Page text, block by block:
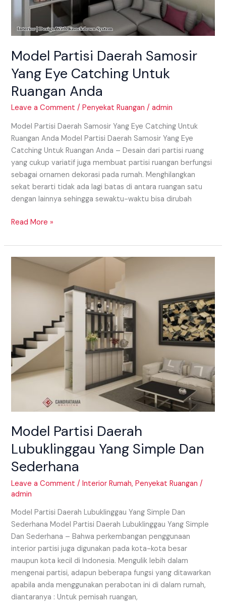
Model Partisi Daerah Samosir
Yang Eye Catching Untuk
Ruangan Anda
Leave a Comment /Penyekat Ruangan /admin
Model Partisi Daerah Samosir Yang Eye Catching Untuk
Ruangan Anda Model Partisi Daerah Samosir Yang Eye
Catching Untuk Ruangan Anda – Desain dari partisi ruang
yang cukup variatif juga membuat partisi ruangan berfungsi
sebagai ornamen dekorasi pada rumah. Menghilangkan
sekat berarti tidak ada lagi batas di antara ruangan satu
dengan lainnya sehingga sewaktu-waktu bisa dirubah
Read More »
Model Partisi Daerah
Lubuklinggau Yang Simple Dan
Sederhana
Leave a Comment /Interior Rumah,Penyekat Ruangan /
admin
Model Partisi Daerah Lubuklinggau Yang Simple Dan
Sederhana Model Partisi Daerah Lubuklinggau Yang Simple
Dan Sederhana – Bahwa perkembangan penggunaan
interior partisi juga digunakan pada kota-kota besar
maupun kota kecil di Indonesia. Mengulik lebih dalam
mengenai partisi, adapun beberapa fungsi yang ditawarkan
apabila anda menggunakan perabotan ini di dalam rumah,
diantaranya : Untuk pemisah ruangan,
Model
Daerah
Sederhana